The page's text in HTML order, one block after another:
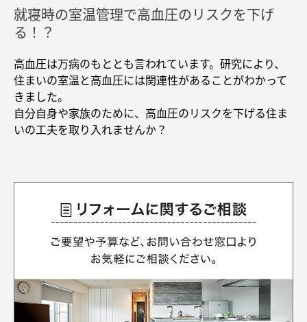
デザイナーズギャラリー
住まいづくりガイド
買う
分譲マンション検索
売る [MISAWA RELAY]
土地活用モデルルーム見学
土地活用実例
法人のお客さま
社宅建築
医療・介護・子育て・障がい福祉施設
これから土地活用・賃貸経営をご検討の方
土地活用の基礎から長期安定経営を目指すオーナー様まで、賃貸経営
に役立つ多彩な情報を幅広くお届けします。
リフォームの流れ
リフォーム事例
事業用
リフォーム営業所
これからリフォームをご検討の方
複合開発事業（ASMACI-アスマチ-）
再開発・官民連携事業
分譲マンション開発事業
収益不動産・投資開発事業
事業用地・事業用建物
サポートメニュー
住まいるりんぐ（ロングサポート）
保証制度
アフターメンテナンス
ご相談窓口
企 業・
企業・IR
ニュース
ミサワホームグループ
環境活動
展示場・イベント情報
カタログ請求
住まいのご相談
就寝時の室温管理で高血圧のリスクを下げ
る！？
高血圧は万病のもととも言われています。研究により、
住まいの室温と高血圧には関連性があることがわかって
きました。
自分自身や家族のために、高血圧のリスクを下げる住ま
いの工夫を取り入れませんか？